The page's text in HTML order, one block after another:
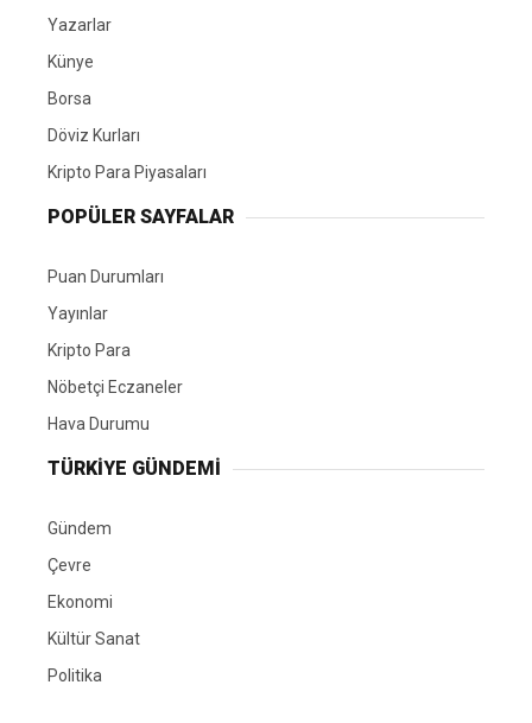
Yazarlar
Künye
Borsa
Döviz Kurları
Kripto Para Piyasaları
POPÜLER SAYFALAR
Puan Durumları
Yayınlar
Kripto Para
Nöbetçi Eczaneler
Hava Durumu
TÜRKIYE GÜNDEMI
Gündem
Çevre
Ekonomi
Kültür Sanat
Politika